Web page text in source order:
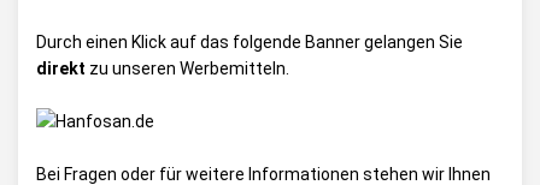
Durch einen Klick auf das folgende Banner gelangen Sie
direkt zu unseren Werbemitteln.
Bei Fragen oder für weitere Informationen stehen wir Ihnen